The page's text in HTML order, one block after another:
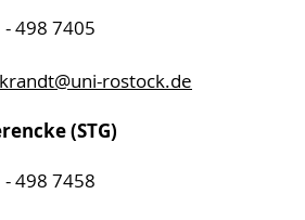
498 7405
@uni-rostock.de
(STG)
498 7458